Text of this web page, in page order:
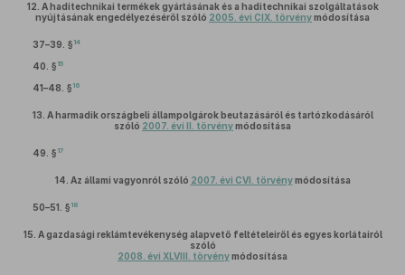
12. A haditechnikai termékek gyártásának és a haditechnikai szolgáltatások
nyújtásának engedélyezéséről szóló 2005. évi CIX. törvénymódosítása
37–39. § 14
40. § 15
41–48. § 16
13. A harmadik országbeli állampolgárok beutazásáról és tartózkodásáról
szóló 2007. évi II. törvénymódosítása
49. § 17
14. Az állami vagyonról szóló 2007. évi CVI. törvénymódosítása
50–51. § 18
15. A gazdasági reklámtevékenység alapvető feltételeiről és egyes korlátairól
szóló
2008. évi XLVIII. törvénymódosítása